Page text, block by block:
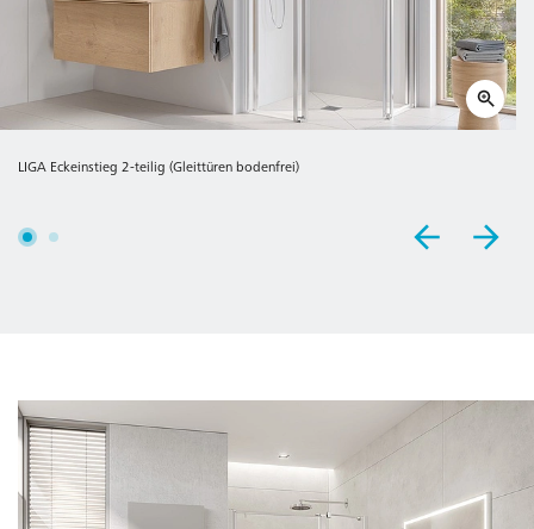
LIGA Eckeinstieg 2-teilig (Gleittüren bodenfrei)